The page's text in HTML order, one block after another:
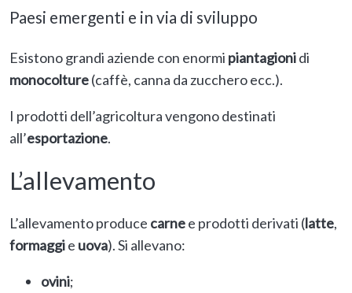
Paesi emergenti e in via di sviluppo
Esistono grandi aziende con enormi piantagionidi
monocolture(caffè, canna da zucchero ecc.).
I prodotti dell’agricoltura vengono destinati
all’esportazione.
L’allevamento
L’allevamento produce carnee prodotti derivati (latte,
formaggie uova). Si allevano:
ovini;